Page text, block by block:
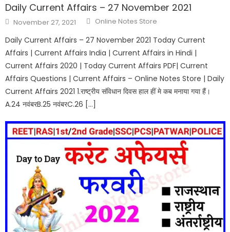
Daily Current Affairs – 27 November 2021
November 27, 2021 Online Notes Store
Daily Current Affairs – 27 November 2021 Today Current
Affairs | Current Affairs India | Current Affairs in Hindi |
Current Affairs 2020 | Today Current Affairs PDF| Current
Affairs Questions | Current Affairs – Online Notes Store | Daily
Current Affairs 2021 1.राष्ट्रीय संविधान दिवस हाल हीं मे कब मनाया गया हैं।
A.24 नवंबरB.25 नवंबरC.26 […]